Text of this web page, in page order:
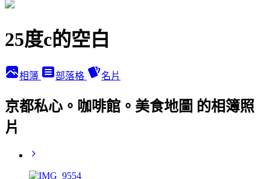
25度c的空白
相簿 部落格 名片
京都私心。咖啡館。美食地圖 的相簿照
片